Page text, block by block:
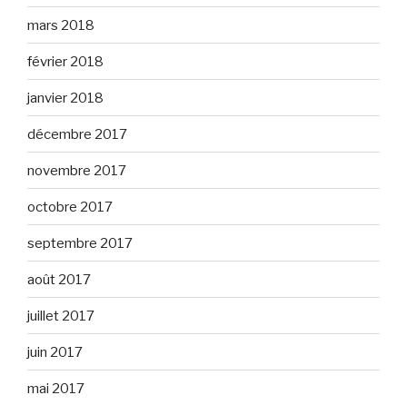
mars 2018
février 2018
janvier 2018
décembre 2017
novembre 2017
octobre 2017
septembre 2017
août 2017
juillet 2017
juin 2017
mai 2017